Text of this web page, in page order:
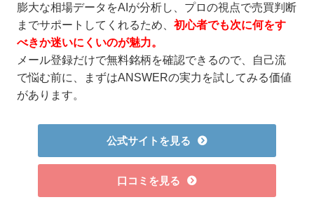
膨大な相場データをAIが分析し、プロの視点で売買判断
までサポートしてくれるため、初心者でも次に何をす
べきか迷いにくいのが魅力。
メール登録だけで無料銘柄を確認できるので、自己流
で悩む前に、まずはANSWERの実力を試してみる価値
があります。
公式サイトを見る
口コミを見る